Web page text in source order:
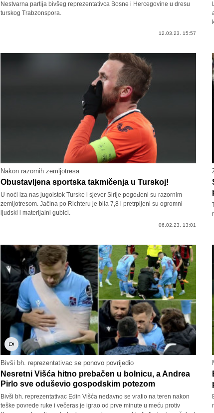
Nestvarna partija bivšeg reprezentativca Bosne i Hercegovine u dresu
turskog Trabzonspora.
12.03.23. 15:57
Nakon razornih zemljotresa
Obustavljena sportska takmičenja u Turskoj!
U noći iza nas jugoistok Turske i sjever Sirije pogođeni su razornim
zemljotresom. Jačina po Richteru je bila 7,8 i pretrpljeni su ogromni
ljudski i materijalni gubici.
06.02.23. 13:01
Bivši bh. reprezentativac se ponovo povrijedio
Nesretni Višća hitno prebačen u bolnicu, a Andrea
Pirlo sve oduševio gospodskim potezom
Bivši bh. reprezentativac Edin Višća nedavno se vratio na teren nakon
teške povrede ruke i večeras je igrao od prve minute u meću protiv